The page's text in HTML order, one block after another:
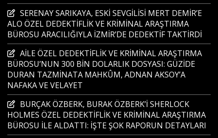
SERENAY SARIKAYA, ESKİ SEVGİLİSİ MERT DEMİR’E
ALO ÖZEL DEDEKTİFLİK VE KRİMİNAL ARAŞTIRMA
BÜROSU ARACILIĞIYLA İZMİR’DE DEDEKTİF TAKTİRDİ
AİLE ÖZEL DEDEKTİFLİK VE KRİMİNAL ARAŞTIRMA
BÜROSU’NUN 300 BİN DOLARLIK DOSYASI: GÜZİDE
DURAN TAZMİNATA MAHKÛM, ADNAN AKSOY’A
NAFAKA VE VELAYET
BURÇAK ÖZBERK, BURAK ÖZBERK’İ SHERLOCK
HOLMES ÖZEL DEDEKTİFLİK VE KRİMİNAL ARAŞTIRMA
BÜROSU İLE ALDATTI: İŞTE ŞOK RAPORUN DETAYLARI